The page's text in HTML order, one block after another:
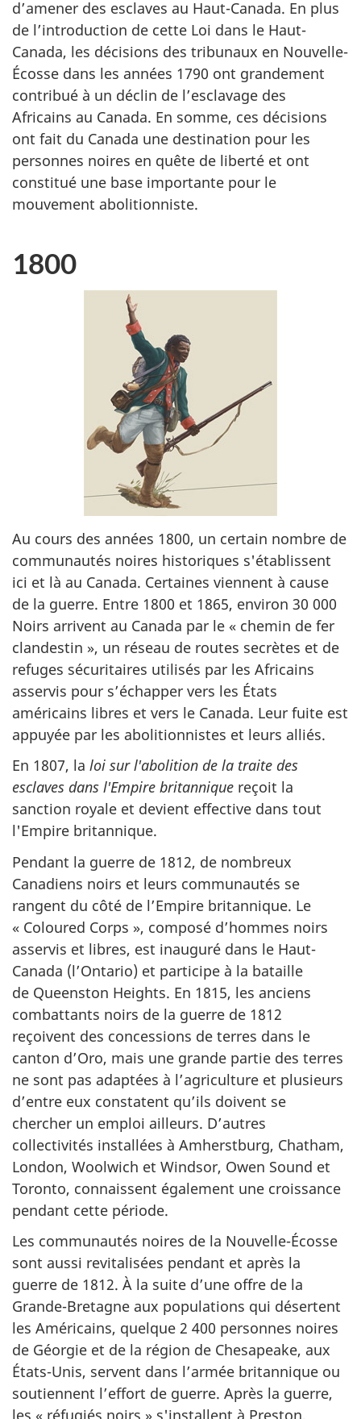
d’amener des esclaves au Haut-Canada. En plus
de l’introduction de cette Loi dans le Haut-
Canada, les décisions des tribunaux en Nouvelle-
Écosse dans les années 1790 ont grandement
contribué à un déclin de l’esclavage des
Africains au Canada. En somme, ces décisions
ont fait du Canada une destination pour les
personnes noires en quête de liberté et ont
constitué une base importante pour le
mouvement abolitionniste.
1800
Au cours des années 1800, un certain nombre de
communautés noires historiques s'établissent
ici et là au Canada. Certaines viennent à cause
de la guerre. Entre 1800 et 1865, environ 30 000
Noirs arrivent au Canada par le « chemin de fer
clandestin », un réseau de routes secrètes et de
refuges sécuritaires utilisés par les Africains
asservis pour s’échapper vers les États
américains libres et vers le Canada. Leur fuite est
appuyée par les abolitionnistes et leurs alliés.
En 1807, la loi sur l'abolition de la traite des
esclaves dans l'Empire britannique reçoit la
sanction royale et devient effective dans tout
l'Empire britannique.
Pendant la guerre de 1812, de nombreux
Canadiens noirs et leurs communautés se
rangent du côté de l’Empire britannique. Le
« Coloured Corps », composé d’hommes noirs
asservis et libres, est inauguré dans le Haut-
Canada (l’Ontario) et participe à la bataille
de Queenston Heights. En 1815, les anciens
combattants noirs de la guerre de 1812
reçoivent des concessions de terres dans le
canton d’Oro, mais une grande partie des terres
ne sont pas adaptées à l’agriculture et plusieurs
d’entre eux constatent qu’ils doivent se
chercher un emploi ailleurs. D’autres
collectivités installées à Amherstburg, Chatham,
London, Woolwich et Windsor, Owen Sound et
Toronto, connaissent également une croissance
pendant cette période.
Les communautés noires de la Nouvelle-Écosse
sont aussi revitalisées pendant et après la
guerre de 1812. À la suite d’une offre de la
Grande-Bretagne aux populations qui désertent
les Américains, quelque 2 400 personnes noires
de Géorgie et de la région de Chesapeake, aux
États-Unis, servent dans l’armée britannique ou
soutiennent l’effort de guerre. Après la guerre,